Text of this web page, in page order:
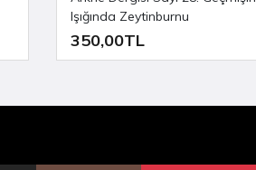
Işığında Zeytinburnu
350,00TL